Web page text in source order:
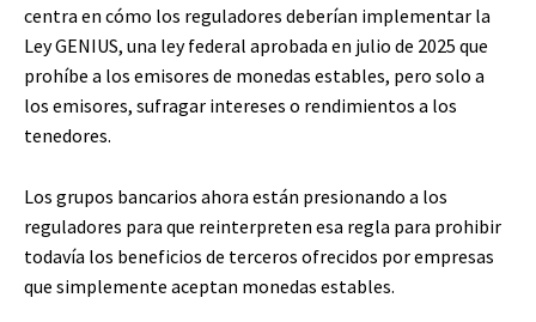
centra en cómo los reguladores deberían implementar la
Ley GENIUS, una ley federal aprobada en julio de 2025 que
prohíbe a los emisores de monedas estables, pero solo a
los emisores, sufragar intereses o rendimientos a los
tenedores.
Los grupos bancarios ahora están presionando a los
reguladores para que reinterpreten esa regla para prohibir
todavía los beneficios de terceros ofrecidos por empresas
que simplemente aceptan monedas estables.